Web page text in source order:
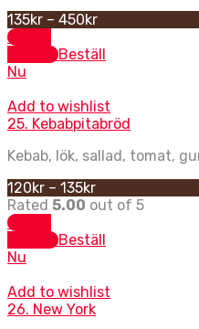
135kr – 450kr
Select
optionsBeställ
Nu
Add to wishlist
25. Kebabpitabröd
Kebab, lök, sallad, tomat,
120kr – 135kr
Rated 5.00 out of 5
Select
optionsBeställ
Nu
Add to wishlist
26. New York